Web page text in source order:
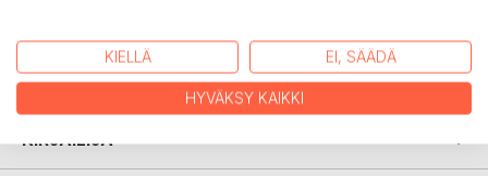
tajuaisi. Matka josta kaikki eivät selviäisi. Tämän matkan
ovat jakaneet kaksi ystävää. Kaksi äitiä. He selvisivät.
KIRJAILIJA
KIELLÄ EI, SÄÄDÄ
HYVÄKSY KAIKKI